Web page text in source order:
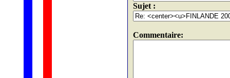
Sujet :
Commentaire: